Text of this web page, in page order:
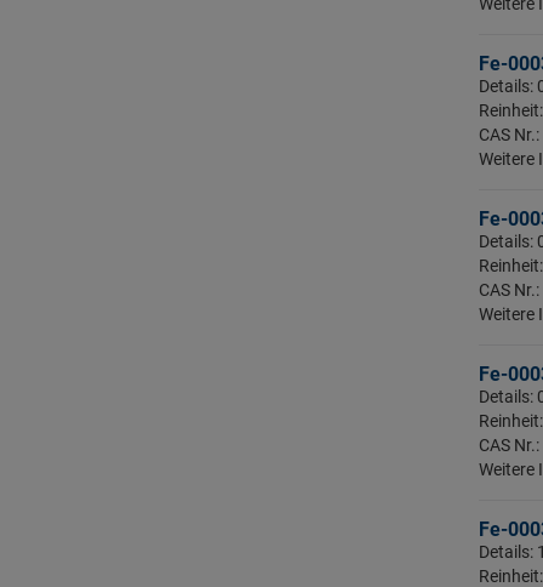
Fe-
Details:
Reinheit:
CAS Nr.:
Weitere
Fe-
Details:
Reinheit:
CAS Nr.:
Weitere
Fe-
Details:
Reinheit:
CAS Nr.:
Weitere
Fe-
Details:
Reinheit: